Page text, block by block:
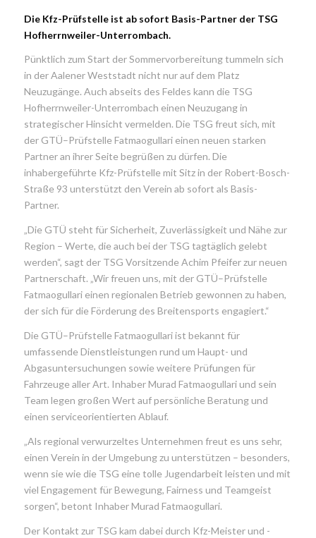
Die Kfz-Prüfstelle ist ab sofort Basis-Partner der TSG
Hofherrnweiler-Unterrombach.
Pünktlich zum Start der Sommervorbereitung tummeln sich
in der Aalener Weststadt nicht nur auf dem Platz
Neuzugänge. Auch abseits des Feldes kann die TSG
Hofherrnweiler-Unterrombach einen Neuzugang in
strategischer Hinsicht vermelden. Die TSG freut sich, mit
der GTÜ–Prüfstelle Fatmaogullari einen neuen starken
Partner an ihrer Seite begrüßen zu dürfen. Die
inhabergeführte Kfz-Prüfstelle mit Sitz in der Robert-Bosch-
Straße 93 unterstützt den Verein ab sofort als Basis-
Partner.
„Die GTÜ steht für Sicherheit, Zuverlässigkeit und Nähe zur
Region – Werte, die auch bei der TSG tagtäglich gelebt
werden“, sagt der TSG Vorsitzende Achim Pfeifer zur neuen
Partnerschaft. „Wir freuen uns, mit der GTÜ–Prüfstelle
Fatmaogullarieinen regionalen Betrieb gewonnen zu haben,
der sich für die Förderung des Breitensports engagiert.“
Die GTÜ–Prüfstelle Fatmaogullariist bekannt für
umfassende Dienstleistungen rund um Haupt- und
Abgasuntersuchungen sowie weitere Prüfungen für
Fahrzeuge aller Art. Inhaber Murad Fatmaogullari und sein
Team legen großen Wert auf persönliche Beratung und
einen serviceorientierten Ablauf.
„Als regional verwurzeltes Unternehmen freut es uns sehr,
einen Verein in der Umgebung zu unterstützen – besonders,
wenn sie wie die TSG eine tolle Jugendarbeit leisten und mit
viel Engagement für Bewegung, Fairness und Teamgeist
sorgen“, betont Inhaber Murad Fatmaogullari.
Der Kontakt zur TSG kam dabei durch Kfz-Meisterund -